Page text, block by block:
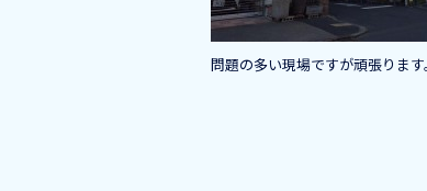
問題の多い現場ですが頑張ります。